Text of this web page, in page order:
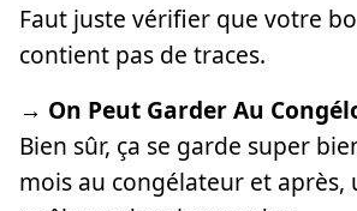
Faut juste vérifier que votre
contient pas de traces.
→ On Peut Garder Au
Bien sûr, ça se garde super
mois au congélateur et après,